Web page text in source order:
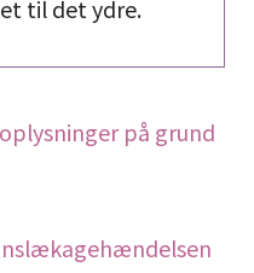
til det ydre.
på grund